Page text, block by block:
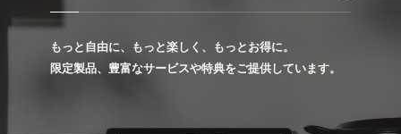
もっと自由に、もっと楽しく、もっとお得に。
限定製品、豊富なサービスや特典をご提供しています。